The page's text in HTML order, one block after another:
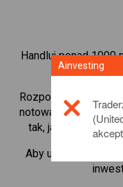
Handluj ponad 1000
Rozpocznij handel
notowania w czasie
tak, jak w
Aby uzyskać
Ainvesting